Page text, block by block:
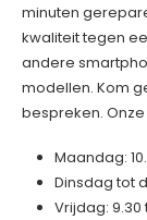
minuten
kwaliteit tegen
andere
modellen. Kom
bespreken.
Maandag:
Dinsdag tot
Vrijdag: 9.30